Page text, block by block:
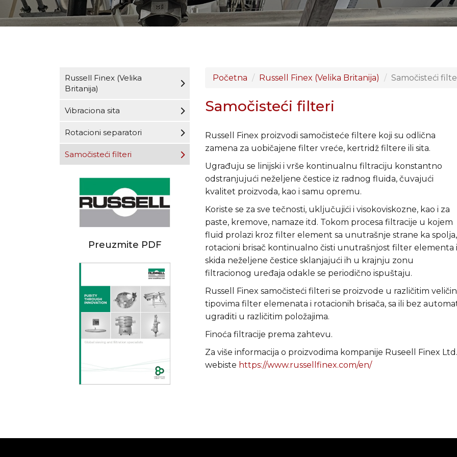
Russell Finex (Velika
Britanija)
Vibraciona sita
Rotacioni separatori
Samočisteći filteri
Preuzmite PDF
Početna Russell Finex (Velika Britanija) Samočisteći
Samočisteći filteri
Russell Finex proizvodi samočisteće filtere koji su odlična
zamena za uobičajene filter vreće, kertridž filtere ili sita.
Ugrađuju se linijski i vrše kontinualnu filtraciju konstantno
odstranjujući neželjene čestice iz radnog fluida, čuvajući
kvalitet proizvoda, kao i samu opremu.
Koriste se za sve tečnosti, uključujići i visokoviskozne, kao i za
paste, kremove, namaze itd. Tokom procesa filtracije u kojem
fluid prolazi kroz filter element sa unutrašnje strane ka spolja,
rotacioni brisač kontinualno čisti unutrašnjost filter elementa i
skida neželjene čestice sklanjajući ih u krajnju zonu
filtracionog uređaja odakle se periodično ispuštaju.
Russell Finex samočisteći filteri se proizvode u različitim
tipovima filter elemenata i rotacionih brisača, sa ili bez
ugraditi u različitim položajima.
Finoća filtracije prema zahtevu.
Za više informacija o proizvodima kompanije Ruseell Finex
webiste https://www.russellfinex.com/en/